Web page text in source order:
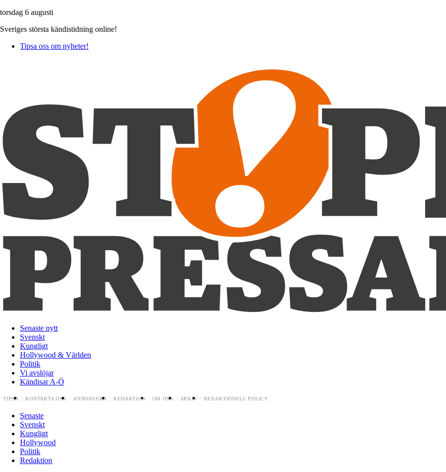
torsdag 6 augusti
Sveriges största kändistidning online!
Tipsa oss om nyheter!
Senaste nytt
Svenskt
Kungligt
Hollywood & Världen
Politik
Vi avslöjar
Kändisar A-Ö
TIPSA KONTAKTA OSS ANNONSERA REDAKTION OM OSS ARKIV REDAKTIONELL POLICY
Senaste
Svenskt
Kungligt
Hollywood
Politik
Redaktion